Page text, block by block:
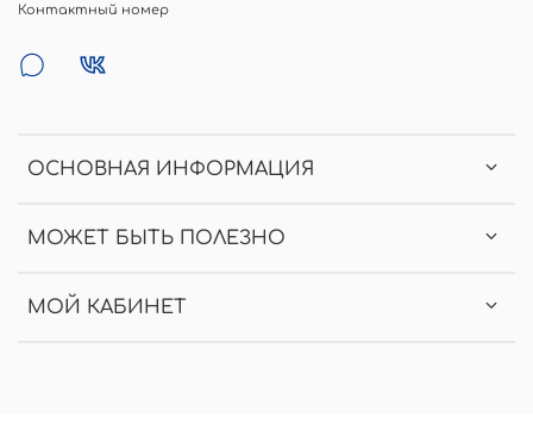
ОСНОВНАЯ ИНФОРМАЦИЯ
МОЖЕТ БЫТЬ ПОЛЕЗНО
МОЙ КАБИНЕТ
Контактный номер